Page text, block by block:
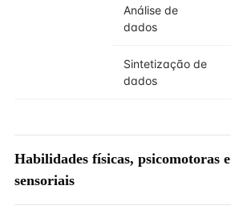
Análise de
dados
Sintetização de
dados
Habilidades físicas, psicomotoras e
sensoriais